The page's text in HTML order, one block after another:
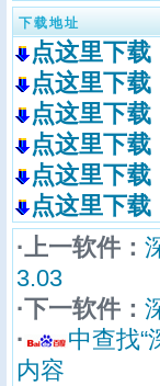
下载地址
点这里下
点这里下
点这里下
点这里下
点这里下
点这里下
·上一软件：
3.03
·下一软件：
·
中查找“
内容